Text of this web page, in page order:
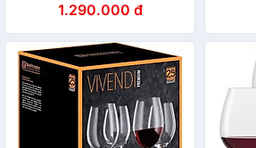
1.290.000 đ